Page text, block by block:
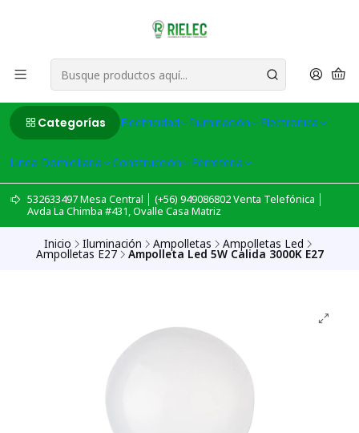
Categorías Electricidad Iluminación Electronica
Linea Domiciliaria Construcción Ferreteria
532633497 Mesa Central │ (+56) 949086802 Venta Telefónica │
Avda La Chimba #431, Ovalle Casa Matriz
Inicio Iluminación Ampolletas Ampolletas Led
Ampolletas E27 Ampolleta Led 5W Calida 3000K E27